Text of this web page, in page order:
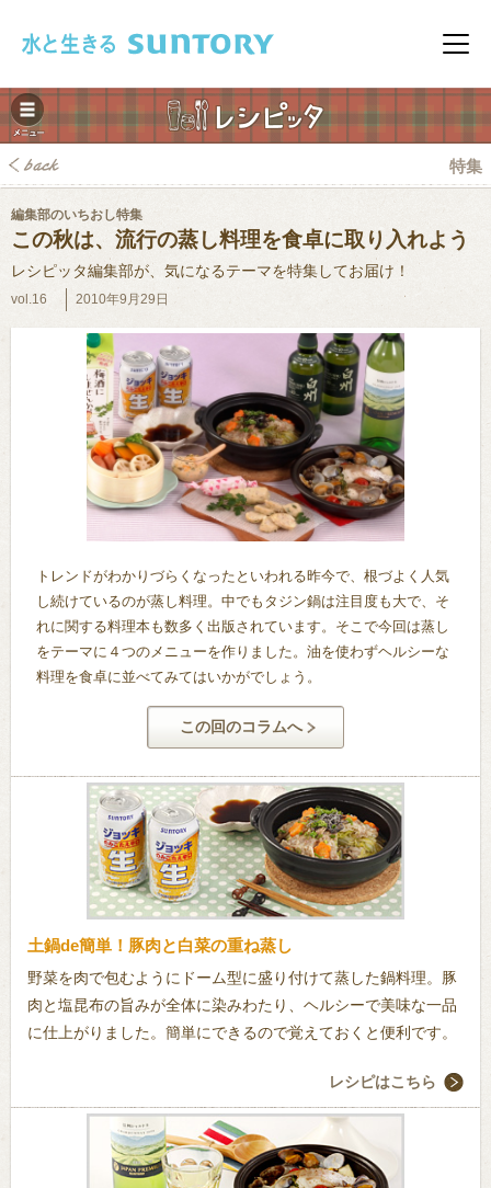
メニ
シピ
特集
編集部のいちおし特集
この秋は、流行の蒸し料理を食卓に取り入れよう
レシピッタ編集部が、気になるテーマを特集してお届け！
vol.16 2010年9月29日
トレンドがわかりづらくなったといわれる昨今で、根づよく人気
し続けているのが蒸し料理。中でもタジン鍋は注目度も大で、そ
れに関する料理本も数多く出版されています。そこで今回は蒸し
をテーマに４つのメニューを作りました。油を使わずヘルシーな
料理を食卓に並べてみてはいかがでしょう。
この回のコラムへ
土鍋de簡単！豚肉と白菜の重ね蒸し
野菜を肉で包むようにドーム型に盛り付けて蒸した鍋料理。豚
肉と塩昆布の旨みが全体に染みわたり、ヘルシーで美味な一品
に仕上がりました。簡単にできるので覚えておくと便利です。
レシピはこちら